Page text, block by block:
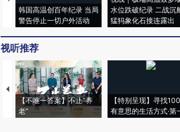
韩国高温创百年纪录 当局
警告停止一切户外活动
水位跌破纪录 二战沉
猛犸象化石接连露出
视听推荐
【不唯一答案】不止“养
老”
【特别呈现】寻找
有意思的生活方式·第